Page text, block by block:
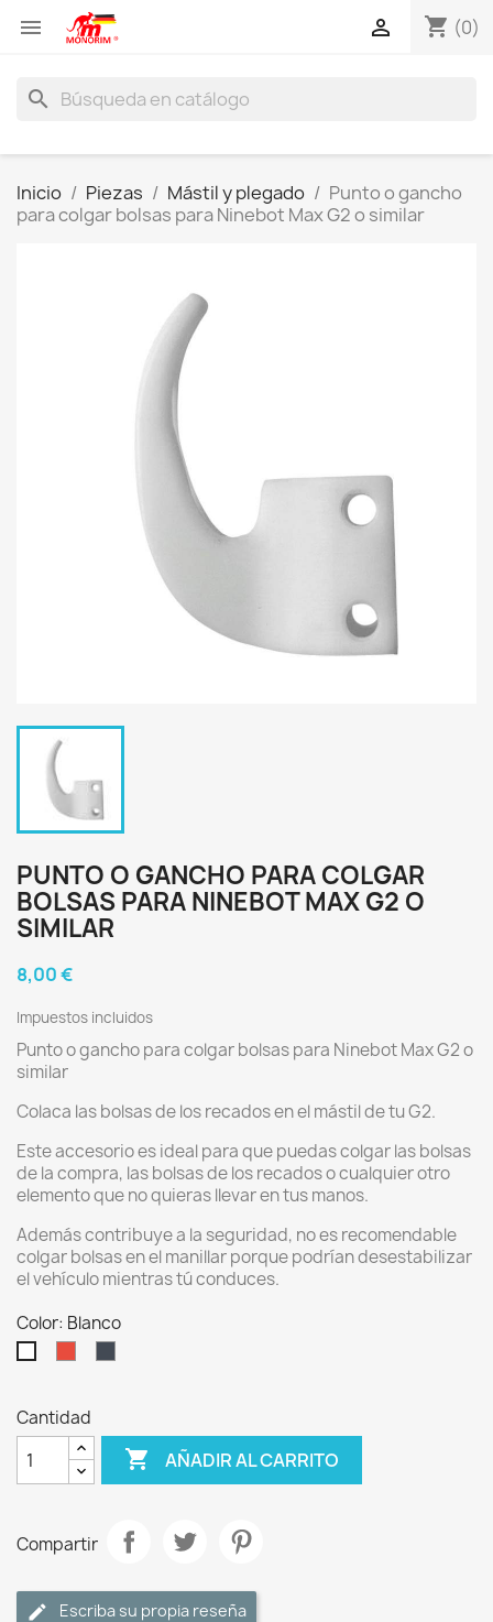
 shopping_cart (0)

search
Inicio Piezas Mástil y plegado
Punto o gancho
para colgar bolsas para Ninebot Max G2 o similar
PUNTO O GANCHO PARA COLGAR
BOLSAS PARA NINEBOT MAX G2 O
SIMILAR
8,00 €
Impuestos incluidos
Punto o gancho para colgar bolsas para Ninebot Max G2 o
similar
Colaca las bolsas de los recados en el mástil de tu G2.
Este accesorio es ideal para que puedas colgar las bolsas
de la compra, las bolsas de los recados o cualquier otro
elemento que no quieras llevar en tus manos.
Además contribuye a la seguridad, no es recomendable
colgar bolsas en el manillar porque podrían desestabilizar
el vehículo mientras tú conduces.
Color: Blanco
Cantidad
 AÑADIR AL CARRITO
Compartir
Escriba su propia reseña